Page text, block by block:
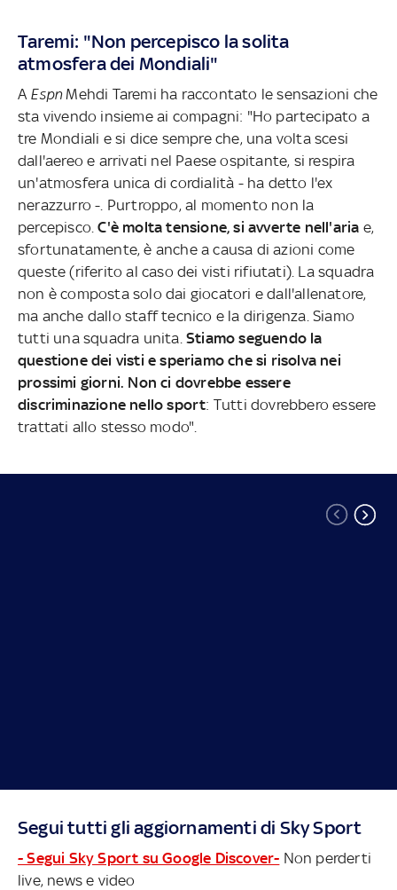
Taremi: "Non percepisco la solita
atmosfera dei Mondiali"
A Espn Mehdi Taremi ha raccontato le sensazioni che
sta vivendo insieme ai compagni: "Ho partecipato a
tre Mondiali e si dice sempre che, una volta scesi
dall'aereo e arrivati ​​nel Paese ospitante, si respira
un'atmosfera unica di cordialità - ha detto l'ex
nerazzurro -. Purtroppo, al momento non la
percepisco.C'è molta tensione, si avverte nell'aria e,
sfortunatamente, è anche a causa di azioni come
queste (riferito al caso dei visti rifiutati). La squadra
non è composta solo dai giocatori e dall'allenatore,
ma anche dallo staff tecnico e la dirigenza. Siamo
tutti una squadra unita. Stiamo seguendo la
questione dei visti e speriamo che si risolva nei
prossimi giorni. Non ci dovrebbe essere
discriminazione nello sport: Tutti dovrebbero essere
trattati allo stesso modo".
Segui tutti gli aggiornamenti di Sky Sport
- Segui Sky Sport su Google Discover- Non perderti
live, news e video